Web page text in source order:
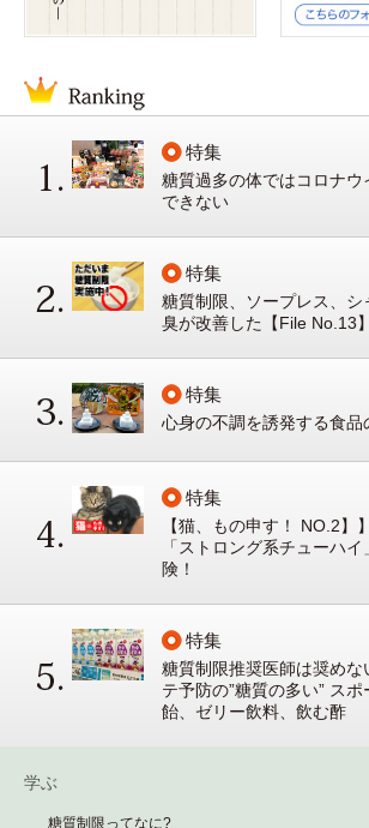
特集
糖質過多の体ではコロナウ
できない
特集
糖質制限、ソープレス、シ
臭が改善した【File No.13】
特集
心身の不調を誘発する食品
特集
【猫、もの申す！ NO.2】
「ストロング系チューハ
険！
特集
糖質制限推奨医師は奨めな
テ予防の”糖質の多い” ス
飴、ゼリー飲料、飲む酢
学ぶ
糖質制限ってなに?